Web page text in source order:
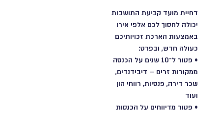
דחיית מועד קביעת התושבות
יכולה לחסוך לכם אלפי אירו
באמצעות הארכת זכויותיכם
כעולה חדש, ובפרט:
•️ פטור ל־10 שנים על הכנסה
ממקורות זרים – דיבידנדים,
שכר דירה, פנסיות, רווחי הון
ועוד
•️ פטור מדיווחים על הכנסות